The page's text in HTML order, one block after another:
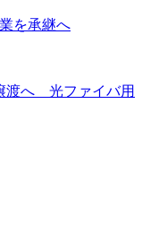
を承継へ
渡へ 光ファイバ用